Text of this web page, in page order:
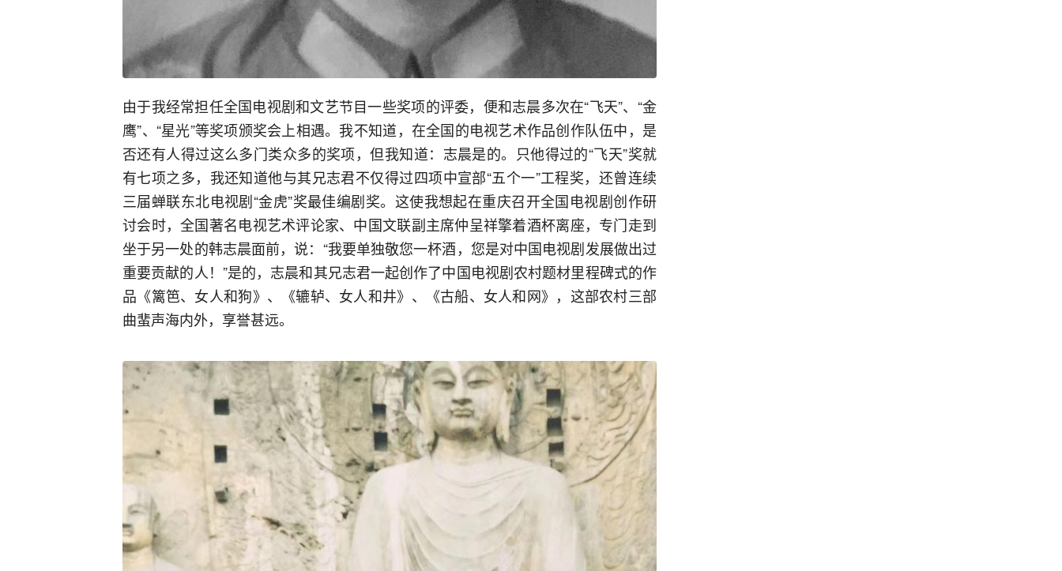
由于我经常担任全国电视剧和文艺节目一些奖项的评委，便和志晨多次在“飞天”、“金
鹰”、“星光”等奖项颁奖会上相遇。我不知道，在全国的电视艺术作品创作队伍中，是
否还有人得过这么多门类众多的奖项，但我知道：志晨是的。只他得过的“飞天”奖就
有七项之多，我还知道他与其兄志君不仅得过四项中宣部“五个一”工程奖，还曾连续
三届蝉联东北电视剧“金虎”奖最佳编剧奖。这使我想起在重庆召开全国电视剧创作研
讨会时，全国著名电视艺术评论家、中国文联副主席仲呈祥擎着酒杯离座，专门走到
坐于另一处的韩志晨面前，说：“我要单独敬您一杯酒，您是对中国电视剧发展做出过
重要贡献的人！”是的，志晨和其兄志君一起创作了中国电视剧农村题材里程碑式的作
品《篱笆、女人和狗》、《辘轳、女人和井》、《古船、女人和网》，这部农村三部
曲蜚声海内外，享誉甚远。